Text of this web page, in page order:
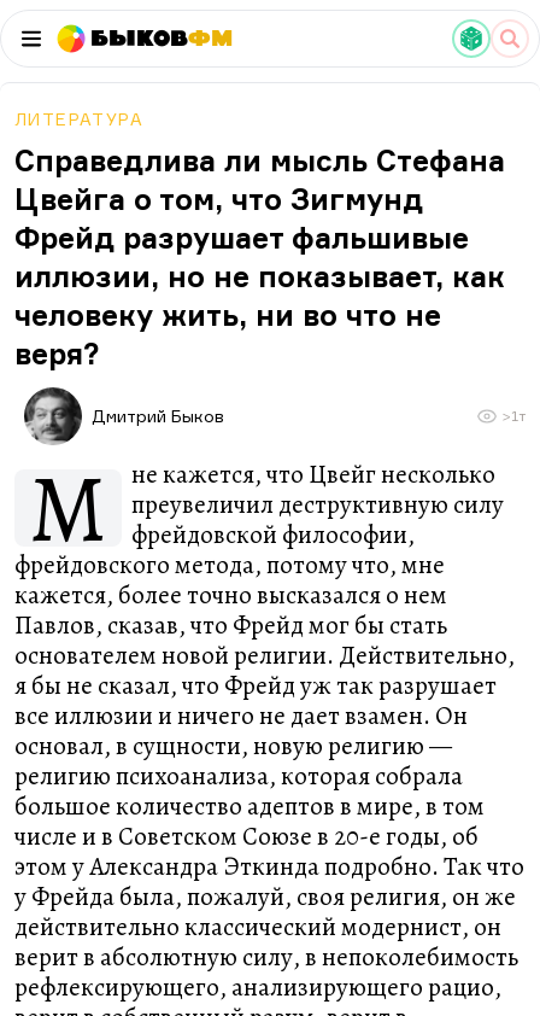
БыковФМ
ЛИТЕРАТУРА
Справедлива ли мысль Стефана
Цвейга о том, что Зигмунд
Фрейд разрушает фальшивые
иллюзии, но не показывает, как
человеку жить, ни во что не
веря?
Дмитрий Быков >1т
М
не кажется, что Цвейг несколько
преувеличил деструктивную силу
фрейдовской философии,
фрейдовского метода, потому что, мне
кажется, более точно высказался о нем
Павлов, сказав, что Фрейд мог бы стать
основателем новой религии. Действительно,
я бы не сказал, что Фрейд уж так разрушает
все иллюзии и ничего не дает взамен. Он
основал, в сущности, новую религию —
религию психоанализа, которая собрала
большое количество адептов в мире, в том
числе и в Советском Союзе в 20-е годы, об
этом у Александра Эткинда подробно. Так что
у Фрейда была, пожалуй, своя религия, он же
действительно классический модернист, он
верит в абсолютную силу, в непоколебимость
рефлексирующего, анализирующего рацио,